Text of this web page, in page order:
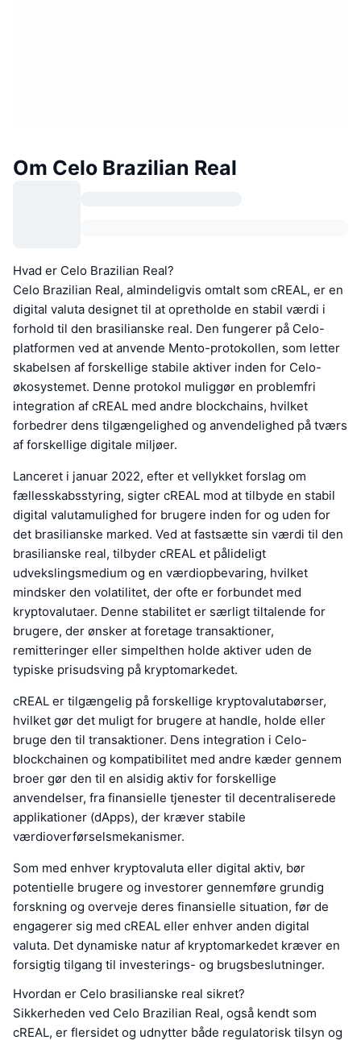
Om Celo Brazilian Real
Hvad er Celo Brazilian Real?
Celo Brazilian Real, almindeligvis omtalt som cREAL, er en
digital valuta designet til at opretholde en stabil værdi i
forhold til den brasilianske real. Den fungerer på Celo-
platformen ved at anvende Mento-protokollen, som letter
skabelsen af forskellige stabile aktiver inden for Celo-
økosystemet. Denne protokol muliggør en problemfri
integration af cREAL med andre blockchains, hvilket
forbedrer dens tilgængelighed og anvendelighed på tværs
af forskellige digitale miljøer.
Lanceret i januar 2022, efter et vellykket forslag om
fællesskabsstyring, sigter cREAL mod at tilbyde en stabil
digital valutamulighed for brugere inden for og uden for
det brasilianske marked. Ved at fastsætte sin værdi til den
brasilianske real, tilbyder cREAL et pålideligt
udvekslingsmedium og en værdiopbevaring, hvilket
mindsker den volatilitet, der ofte er forbundet med
kryptovalutaer. Denne stabilitet er særligt tiltalende for
brugere, der ønsker at foretage transaktioner,
remitteringer eller simpelthen holde aktiver uden de
typiske prisudsving på kryptomarkedet.
cREAL er tilgængelig på forskellige kryptovalutabørser,
hvilket gør det muligt for brugere at handle, holde eller
bruge den til transaktioner. Dens integration i Celo-
blockchainen og kompatibilitet med andre kæder gennem
broer gør den til en alsidig aktiv for forskellige
anvendelser, fra finansielle tjenester til decentraliserede
applikationer (dApps), der kræver stabile
værdioverførselsmekanismer.
Som med enhver kryptovaluta eller digital aktiv, bør
potentielle brugere og investorer gennemføre grundig
forskning og overveje deres finansielle situation, før de
engagerer sig med cREAL eller enhver anden digital
valuta. Det dynamiske natur af kryptomarkedet kræver en
forsigtig tilgang til investerings- og brugsbeslutninger.
Hvordan er Celo brasilianske real sikret?
Sikkerheden ved Celo Brazilian Real, også kendt som
cREAL, er flersidet og udnytter både regulatorisk tilsyn og